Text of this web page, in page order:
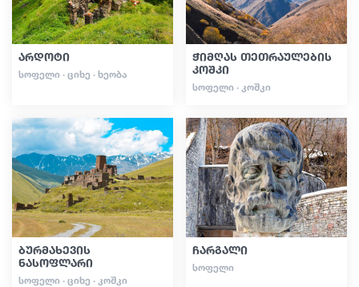
არდოტი
ᲡᲝᲤᲔᲚᲘ · ᲪᲘᲮᲔ · ᲮᲔᲝᲑᲐ
ჭიმღას თეთრაულების
კოშკი
ᲡᲝᲤᲔᲚᲘ · ᲙᲝᲨᲙᲘ
ბურმახევის
ნასოფლარი
ᲡᲝᲤᲔᲚᲘ · ᲪᲘᲮᲔ · ᲙᲝᲨᲙᲘ
ჩარგალი
ᲡᲝᲤᲔᲚᲘ